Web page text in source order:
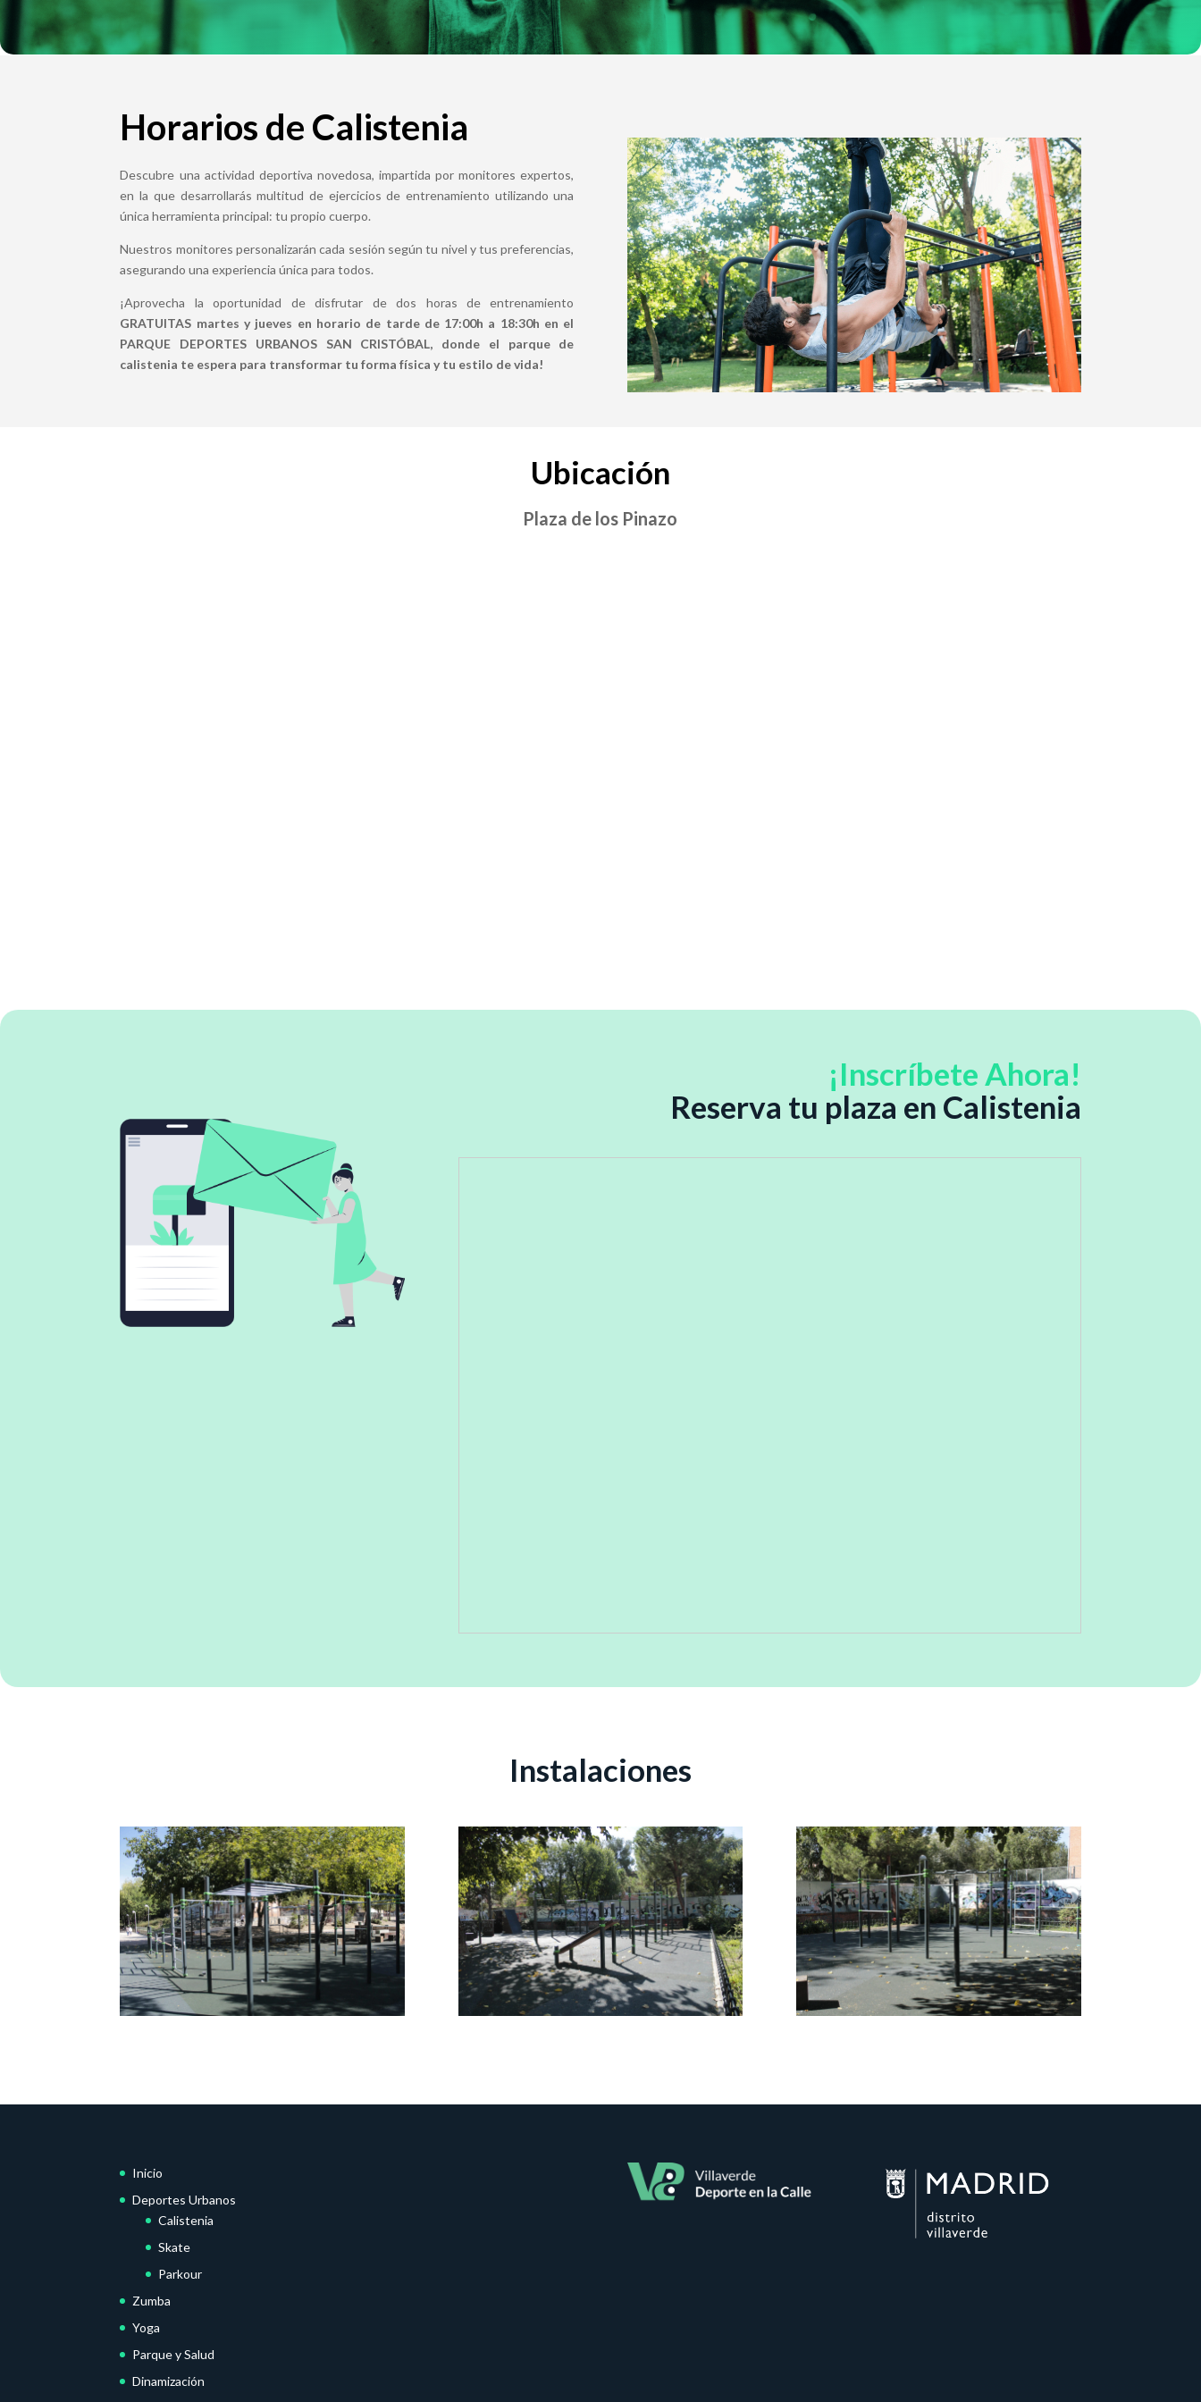
Horarios de Calistenia
Descubre una actividad deportiva novedosa, impartida por monitores expertos,
en la que desarrollarás multitud de ejercicios de entrenamiento utilizando una
única herramienta principal: tu propio cuerpo.
Nuestros monitores personalizarán cada sesión según tu nivel y tus preferencias,
asegurando una experiencia única para todos.
¡Aprovecha la oportunidad de disfrutar de dos horas de entrenamiento
GRATUITAS martes y jueves en horario de tarde de 17:00h a 18:30h en el
PARQUE DEPORTES URBANOS SAN CRISTÓBAL, donde el parque de
calistenia te espera para transformar tu forma física y tu estilo de vida!
Ubicación
Plaza de los Pinazo
¡Inscríbete Ahora!
Reserva tu plaza en Calistenia
Instalaciones
Inicio
Deportes Urbanos
Calistenia
Skate
Parkour
Zumba
Yoga
Parque y Salud
Dinamización